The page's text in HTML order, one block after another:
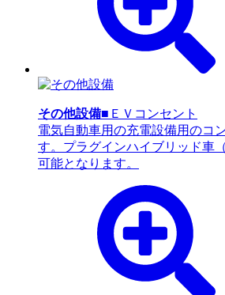
その他設備■ＥＶコンセント
電気自動車用の充電設備用のコ
す。プラグインハイブリッド車
可能となります。